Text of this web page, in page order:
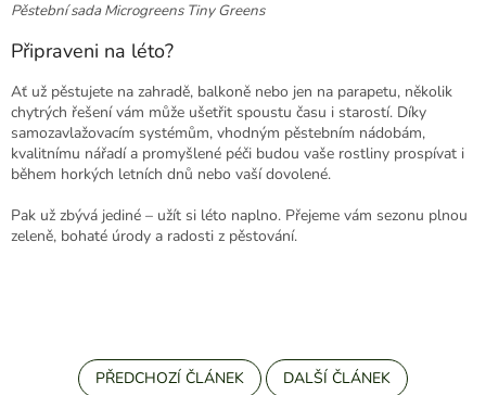
Pěstební sada Microgreens Tiny Greens
Připraveni na léto?
Ať už pěstujete na zahradě, balkoně nebo jen na parapetu, několik
chytrých řešení vám může ušetřit spoustu času i starostí. Díky
samozavlažovacím systémům, vhodným pěstebním nádobám,
kvalitnímu nářadí a promyšlené péči budou vaše rostliny prospívat i
během horkých letních dnů nebo vaší dovolené.
Pak už zbývá jediné – užít si léto naplno. Přejeme vám sezonu plnou
zeleně, bohaté úrody a radosti z pěstování.
PŘEDCHOZÍ ČLÁNEK DALŠÍ ČLÁNEK